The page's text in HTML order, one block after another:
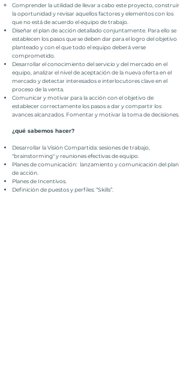
Comprender la utilidad de llevar a cabo este proyecto, construir
la oportunidad y revisar aquellos factores y elementos con los
que no está de acuerdo el equipo de trabajo.
Diseñar el plan de acción detallado conjuntamente. Para ello se
establecen los pasos que se deben dar para el logro del objetivo
planteado y con el que todo el equipo deberá verse
comprometido.
Desarrollar el conocimiento del servicio y del mercado en el
equipo, analizar el nivel de aceptación de la nueva oferta en el
mercado y detectar interesados e interlocutores clave en el
proceso de la venta.
Comunicar y motivar para la acción con el objetivo de
establecer correctamente los pasos a dar y compartir los
avances alcanzados. Fomentar y motivar la toma de decisiones.
¿qué sabemos hacer?
Desarrollar la Visión Compartida: sesiones de trabajo,
"brainstorming" y reuniones efectivas de equipo.
Planes de comunicación: lanzamiento y comunicación del plan
de acción.
Planes de Incentivos.
Definición de puestos y perfiles: “Skills”.